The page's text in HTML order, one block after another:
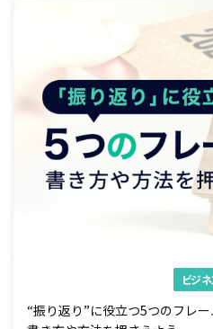
ビジ
“振り返り”に役立つ5つのフレ